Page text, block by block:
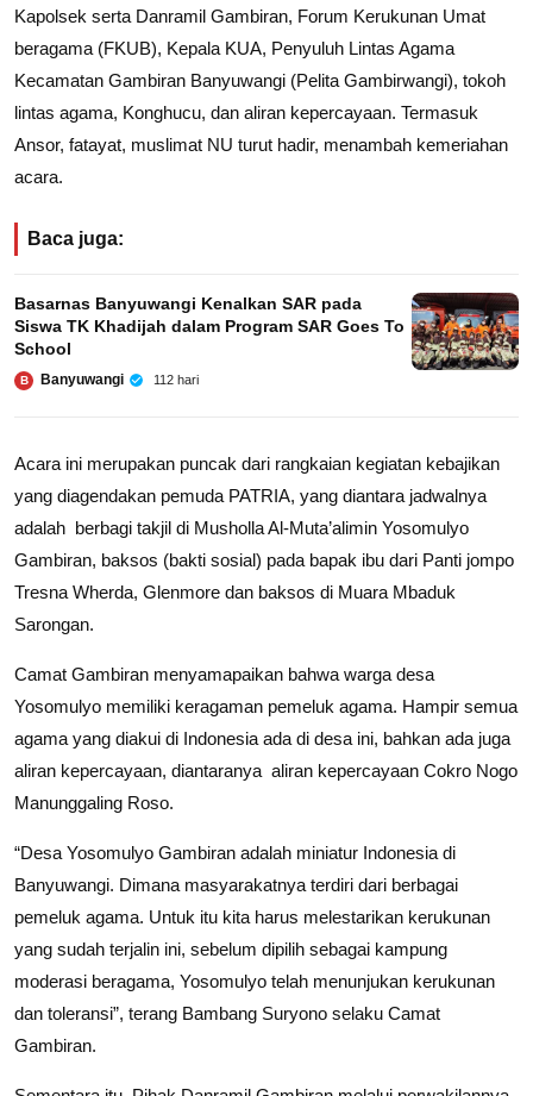
Kapolsek serta Danramil Gambiran, Forum Kerukunan Umat
beragama (FKUB), Kepala KUA, Penyuluh Lintas Agama
Kecamatan Gambiran Banyuwangi (Pelita Gambirwangi), tokoh
lintas agama, Konghucu, dan aliran kepercayaan. Termasuk
Ansor, fatayat, muslimat NU turut hadir, menambah kemeriahan
acara.
Baca juga:
Basarnas Banyuwangi Kenalkan SAR pada
Siswa TK Khadijah dalam Program SAR Goes To
School
B Banyuwangi 112 hari
Acara ini merupakan puncak dari rangkaian kegiatan kebajikan
yang diagendakan pemuda PATRIA, yang diantara jadwalnya
adalah berbagi takjil di Musholla Al-Muta’alimin Yosomulyo
Gambiran, baksos (bakti sosial) pada bapak ibu dari Panti jompo
Tresna Wherda, Glenmore dan baksos di Muara Mbaduk
Sarongan.
Camat Gambiran menyamapaikan bahwa warga desa
Yosomulyo memiliki keragaman pemeluk agama. Hampir semua
agama yang diakui di Indonesia ada di desa ini, bahkan ada juga
aliran kepercayaan, diantaranya aliran kepercayaan Cokro Nogo
Manunggaling Roso.
“Desa Yosomulyo Gambiran adalah miniatur Indonesia di
Banyuwangi. Dimana masyarakatnya terdiri dari berbagai
pemeluk agama. Untuk itu kita harus melestarikan kerukunan
yang sudah terjalin ini, sebelum dipilih sebagai kampung
moderasi beragama, Yosomulyo telah menunjukan kerukunan
dan toleransi”, terang Bambang Suryono selaku Camat
Gambiran.